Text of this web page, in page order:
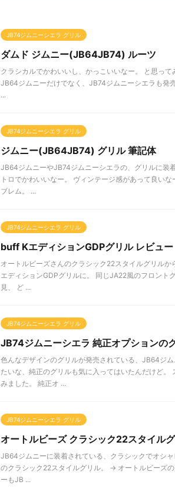
JB74ジムニーシエラ グリル
ダムド ジムニー(JB64JB74) ルーツ
クラシカルでかわいいし、かっこいいなー。 と思って
JB64ジムニーだけでなく、JB74ジムニーシエラも発
...
JB74ジムニーシエラ グリル
ジムニー(JB64JB74) グリル 筆記体
JB64ジムニーやJB74ジムニーシエラの、グリルに装
トロでかわいいなー。 ヴィンテージ感があって良い
ブレム。 ...
JB74ジムニーシエラ グリル
buff KエディションGDPグリル レビュー
オートルビーズさんのクラシック22スタイルグリル
エディションGDPグリルに。 同じJA22風のフロント
見、 ど ...
JB74ジムニーシエラ グリル
JB74ジムニーシエラ 純正オプションの
色んなデザインのグリルが発売されている、JB64ジ
たいな、純正のグリルも気に入ってはいたんだけど。
みました。 純正オ ...
JB74ジムニーシエラ グリル
オートルビーズ クラシック22スタイル
JB64ジムニーに装着されている、クラシックでオシ
のクラシック22スタイルグリル。 → オートルビーズ
ーもJB ...